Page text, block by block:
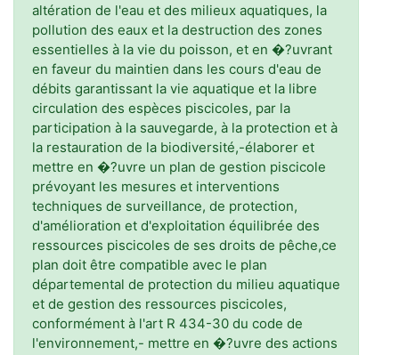
altération de l'eau et des milieux aquatiques, la
pollution des eaux et la destruction des zones
essentielles à la vie du poisson, et en �?uvrant
en faveur du maintien dans les cours d'eau de
débits garantissant la vie aquatique et la libre
circulation des espèces piscicoles, par la
participation à la sauvegarde, à la protection et à
la restauration de la biodiversité,-élaborer et
mettre en �?uvre un plan de gestion piscicole
prévoyant les mesures et interventions
techniques de surveillance, de protection,
d'amélioration et d'exploitation équilibrée des
ressources piscicoles de ses droits de pêche,ce
plan doit être compatible avec le plan
départemental de protection du milieu aquatique
et de gestion des ressources piscicoles,
conformément à l'art R 434-30 du code de
l'environnement,- mettre en �?uvre des actions